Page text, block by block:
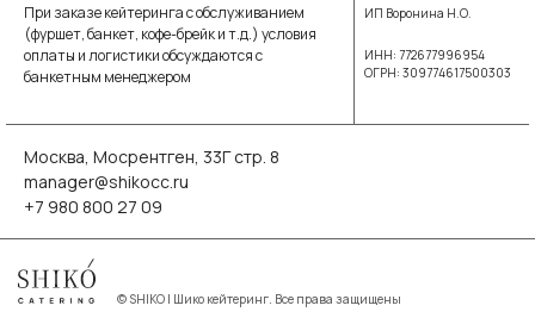
При заказе кейтеринга с обслуживанием
(фуршет, банкет, кофе-брейк и т.д.) условия
оплаты и логистики обсуждаются с
банкетным менеджером
ИП Воронина Н.О.
ИНН: 772677996954
ОГРН: 309774617500303
Москва, Мосрентген, 33Г стр. 8
manager@shikocc.ru
+7 980 800 27 09
© SHIKO | Шико кейтеринг. Все права защищены